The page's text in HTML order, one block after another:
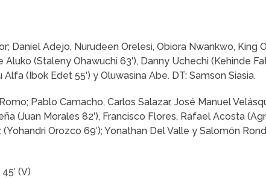
Daniel Adejo, Nurudeen Orelesi, Obiora Nwankwo, King
(Staleny Ohawuchi 63′), Danny Uchechi (Kehinde
Alfa (Ibok Edet 55′) y Oluwasina Abe. DT: Samson Siasia.
Pablo Camacho, Carlos Salazar, José Manuel
(Juan Morales 82′), Francisco Flores, Rafael Acosta
(Yohandri Orozco 69′); Yonathan Del Valle y Salomón
(V)